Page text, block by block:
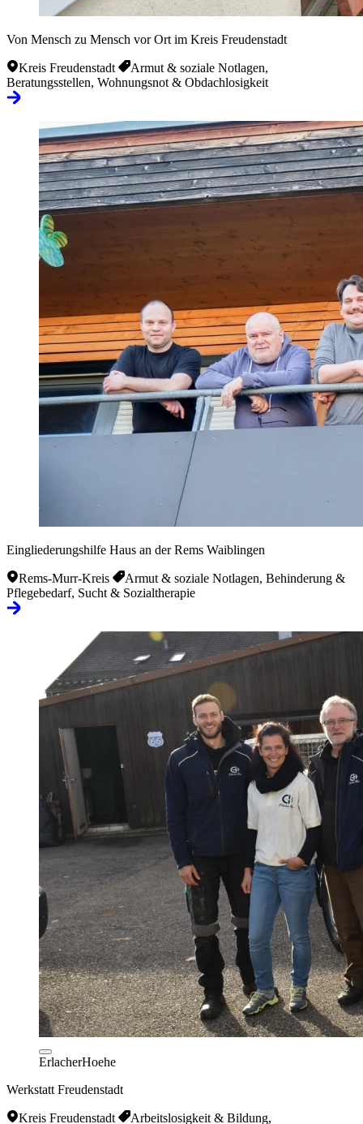
Von Mensch zu Mensch vor Ort im Kreis Freudenstadt
Kreis Freudenstadt
Armut & soziale Notlagen,
Beratungsstellen, Wohnungsnot & Obdachlosigkeit
Eingliederungshilfe Haus an der Rems Waiblingen
Rems-Murr-Kreis
Armut & soziale Notlagen, Behinderung &
Pflegebedarf, Sucht & Sozialtherapie
ErlacherHoehe
Werkstatt Freudenstadt
Kreis Freudenstadt Arbeitslosigkeit & Bildung,